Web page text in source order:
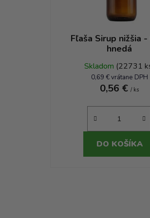
Fľaša Sirup nižšia -
hnedá
Skladom (22731
0,69 € vrátane DPH
0,56 €/ ks
DO KOŠÍKA